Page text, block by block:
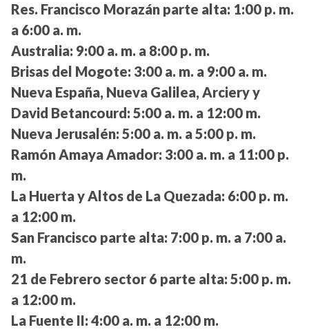
Res. Francisco Morazán parte alta: 1:00 p. m.
a 6:00 a. m.
Australia: 9:00 a. m. a 8:00 p. m.
Brisas del Mogote: 3:00 a. m. a 9:00 a. m.
Nueva España, Nueva Galilea, Arciery y
David Betancourd: 5:00 a. m. a 12:00 m.
Nueva Jerusalén: 5:00 a. m. a 5:00 p. m.
Ramón Amaya Amador: 3:00 a. m. a 11:00 p.
m.
La Huerta y Altos de La Quezada: 6:00 p. m.
a 12:00 m.
San Francisco parte alta: 7:00 p. m. a 7:00 a.
m.
21 de Febrero sector 6 parte alta: 5:00 p. m.
a 12:00 m.
La Fuente II: 4:00 a. m. a 12:00 m.